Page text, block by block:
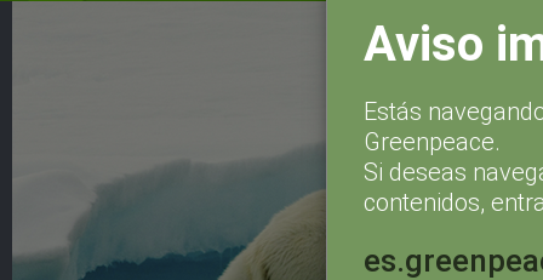
Aviso
Estás
Greenpeace.
Si deseas
contenidos,